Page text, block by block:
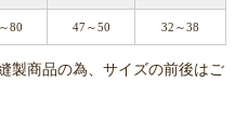
80 47～50 32～38
製商品の為、サイズの前後はご